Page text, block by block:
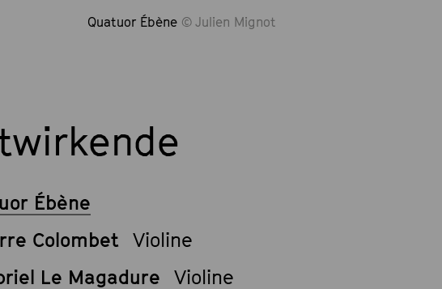
Quatuor Ébène © Julien Mignot
Ébène
Colombet
Violine
Le Magadure
Violine